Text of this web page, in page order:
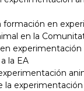
formación en
en la
experimentación
la EA
la